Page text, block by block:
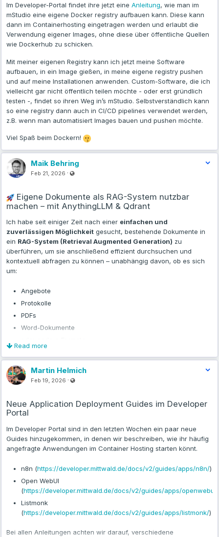
bei mittwald. Überprüfe Projekt-Mitgliedschaften und offene
Einladungen, und überprüfe den Status aller Cronjobs für
Produktiv-Projekte. Erstelle mir eine Zusammenfassung mit
kritischen Themen und Handlungsempfehlungen.”
Mehr Prompt-Beispiele
Feedback und Discussion:
Mich würde euer Feedback interessieren, welche
Anwendungsfälle ihr über so eine Integration gut bedienen könnt,
und was gut funktioniert und was nicht. Teilt eure Erfahrungen
gerne bei uns im Discord:https://discord.gg/PwSSAcaPX3
Bug-Reports und Feature-Wünsche:
Im Developer-Portal findet ihre jetzt eine Anleitung, wie man im
mStudio eine eigene Docker registry aufbauen kann. Diese kann
dann im Containerhosting eingetragen werden und erlaubt die
Verwendung eigener Images, ohne diese über öffentliche Quellen
wie Dockerhub zu schicken.
Mit meiner eigenen Registry kann ich jetzt meine Software
aufbauen, in ein Image gießen, in meine eigene registry pushen
und auf meine Installationen anwenden. Custom-Software, die ich
vielleicht gar nicht öffentlich teilen möchte - oder erst gründlich
testen -, findet so ihren Weg in’s mStudio. Selbstverständlich kann
so eine registry dann auch in CI/CD pipelines verwendet werden,
z.B. wenn man automatisiert Images bauen und pushen möchte.
Viel Spaß beim Dockern!
Maik Behring
Feb 21, 2026 ·
Eigene Dokumente als RAG-System nutzbar
machen – mit AnythingLLM & Qdrant
Ich habe seit einiger Zeit nach einer einfachen und
zuverlässigen Möglichkeit gesucht, bestehende Dokumente in
ein RAG-System (Retrieval Augmented Generation) zu
überführen, um sie anschließend effizient durchsuchen und
kontextuell abfragen zu können – unabhängig davon, ob es sich
um:
Angebote
Protokolle
PDFs
Word-Dokumente
handelt.
MitAnythingLLMbin ich hier nun fündig geworden. Die Lösung
ist:
schlank
in jeder Docker-Umgebung betreibbar
In Kombination mitQdrant als Vektor-Datenbank ergibt sich ein
Agenturen und Projekte mit hohen Datenschutzanforderungen.
Verwendete Docker Images
Read more
Martin Helmich
Feb 19, 2026 ·
Neue Application Deployment Guides im Developer
Portal
Im Developer Portal sind in den letzten Wochen ein paar neue
Guides hinzugekommen, in denen wir beschreiben, wie ihr häufig
angefragte Anwendungen im Container Hosting starten könnt.
n8n (https://developer.mittwald.de/docs/v2/guides/apps/n8n/)
Open WebUI
(https://developer.mittwald.de/docs/v2/guides/apps/openwebui/
Listmonk
(https://developer.mittwald.de/docs/v2/guides/apps/listmonk/)
Bei allen Anleitungen achten wir darauf, verschiedene